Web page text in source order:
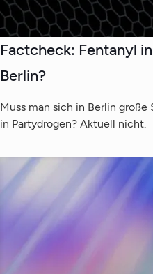
Factcheck: Fentanyl
Berlin?
Muss man sich in Berlin
in Partydrogen? Aktuell nicht.